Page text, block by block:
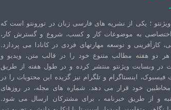
؛ یکی از نشریه های فارسی زبان در تورونتو است که
به موضوعات کار و کسب، شروع و گسترش کار،
کارآفرینی و توسعه مهارتهای فردی در کانادا می پردازد.
هر دو هفته مطالب متنوع خود را در قالب متن، ویدیو و
در وبسایت ویژنتو منتشر کرده و در طول هفته از طریق
اینستاگرام و تلگرام نیز گزیده این محتویات را در
مخاطبین خود قرار می دهد. شماره های مجله، در روزهای
و از طریق خبرنامه ، برای مشترکان ارسال می شود.